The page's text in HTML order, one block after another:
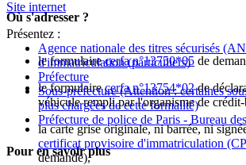
Site internet
Présentez :
le formulairecerfa n°13750*05 de
le formulairecerfa n°13754*02de
véhicule rempli par l'organisme de
la carte grise originale, ni barrée, ni
certificat provisoire d'immatriculation
demande),
Où s'adresser ?
Agence nationale des titres sécurisés
d'immatriculation (particuliers)
Préfecture
Sous-préfecture(Attention : certaines
plus chargées de cette formalité)
Préfecture de police de Paris - Bureau
Pour en savoir plus